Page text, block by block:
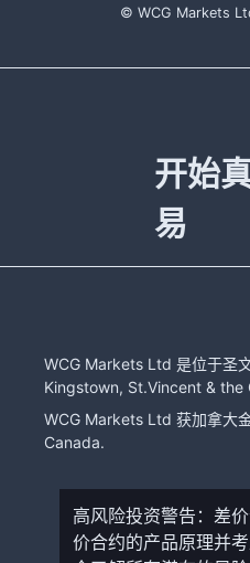
© WCG Markets
开始
易
WCG Markets Ltd 是位于圣
Kingstown, St.Vincent & the
WCG Markets Ltd 获加拿大
Canada.
高风险投资警告：差
价合约的产品原理并